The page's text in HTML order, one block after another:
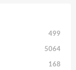
499
5064
168